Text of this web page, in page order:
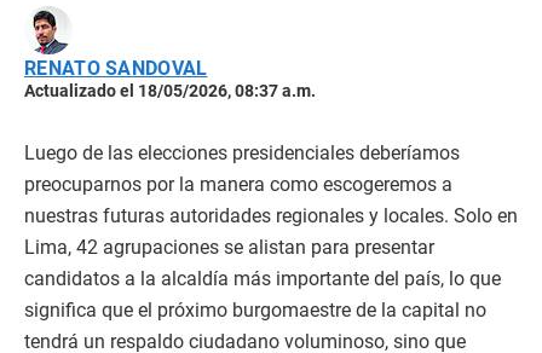
RENATO SANDOVAL
Actualizado el 18/05/2026, 08:37 a.m.
Luego de las elecciones presidenciales deberíamos
preocuparnos por la manera como escogeremos a
nuestras futuras autoridades regionales y locales. Solo en
Lima, 42 agrupaciones se alistan para presentar
candidatos a la alcaldía más importante del país, lo que
significa que el próximo burgomaestre de la capital no
tendrá un respaldo ciudadano voluminoso, sino que